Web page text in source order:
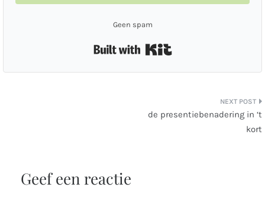
Geen spam
de presentiebenadering in ‘t
kort
Geef een reactie